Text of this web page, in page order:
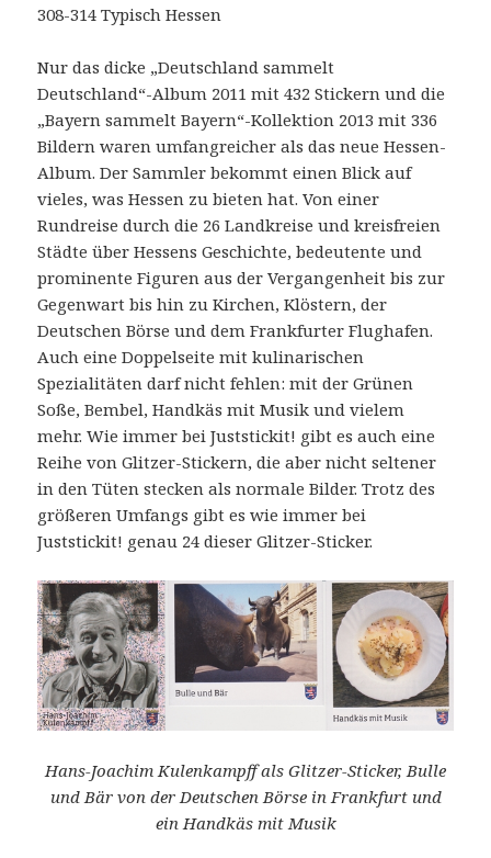
308-314 Typisch Hessen
Nur das dicke „Deutschland sammelt
Deutschland“-Album 2011 mit 432 Stickern und die
„Bayern sammelt Bayern“-Kollektion 2013 mit 336
Bildern waren umfangreicher als das neue Hessen-
Album. Der Sammler bekommt einen Blick auf
vieles, was Hessen zu bieten hat. Von einer
Rundreise durch die 26 Landkreise und kreisfreien
Städte über Hessens Geschichte, bedeutente und
prominente Figuren aus der Vergangenheit bis zur
Gegenwart bis hin zu Kirchen, Klöstern, der
Deutschen Börse und dem Frankfurter Flughafen.
Auch eine Doppelseite mit kulinarischen
Spezialitäten darf nicht fehlen: mit der Grünen
Soße, Bembel, Handkäs mit Musik und vielem
mehr. Wie immer bei Juststickit! gibt es auch eine
Reihe von Glitzer-Stickern, die aber nicht seltener
in den Tüten stecken als normale Bilder. Trotz des
größeren Umfangs gibt es wie immer bei
Juststickit! genau 24 dieser Glitzer-Sticker.
Hans-Joachim Kulenkampff als Glitzer-Sticker, Bulle
und Bär von der Deutschen Börse in Frankfurt und
ein Handkäs mit Musik